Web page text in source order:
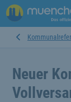
Neuer